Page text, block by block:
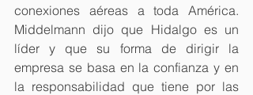
conexiones aéreas a toda América.
Middelmann dijo que Hidalgo es un
líder y que su forma de dirigir la
empresa se basa en la confianza y en
la responsabilidad que tiene por las